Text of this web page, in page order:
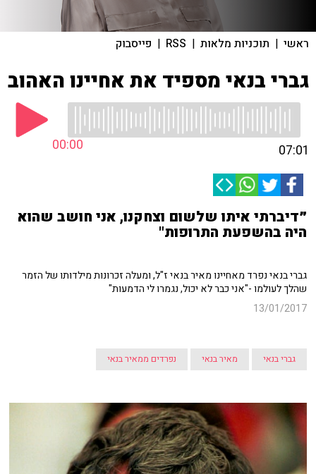
ראשי | תוכניות מלאות |
RSS
| פייסבוק
גברי בנאי מספיד את אחיינו האהוב
00:00 07:01
״דיברתי איתו שלשום וצחקנו, אני חושב שהוא
היה בהשפעת התרופות"
גברי בנאי נפרד מאחיינו מאיר בנאי ז"ל, ומעלה זכרונות מילדותו של הזמר
שהלך לעולמו -"אני כבר לא יכול, נגמרו לי הדמעות"
13/01/2017
גברי בנאי מאיר בנאי נפרדים ממאיר בנאי